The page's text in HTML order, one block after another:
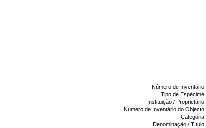
Número de Inventário:
Tipo de Espécime:
Instituição / Proprietário:
Número de Inventário do Objecto:
Categoria:
Denominação / Título: